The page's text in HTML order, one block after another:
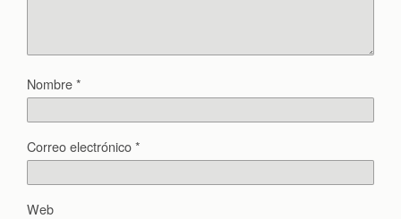
Nombre*
Correo electrónico*
Web